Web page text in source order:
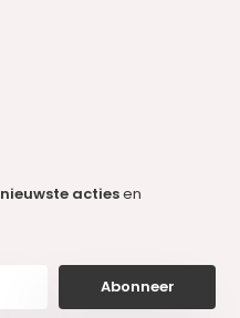
nieuwste actiesen
Abonneer